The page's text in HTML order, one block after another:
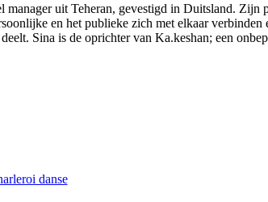
manager uit Teheran, gevestigd in Duitsland.
en het publieke zich met elkaar
Sina is de oprichter van Ka.keshan; een
danse